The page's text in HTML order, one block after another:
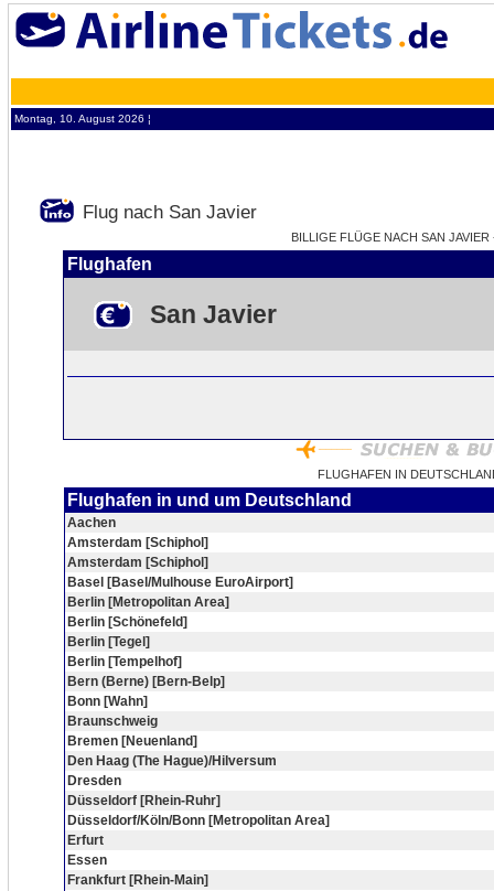
Montag, 10. August 2026 ¦
Flug nach San Javier
BILLIGE FLÜGE NACH SAN
Flughafen
San Javier
FLUGHAFEN IN
Flughafen in und um Deutschland
Aachen
Amsterdam [Schiphol]
Amsterdam [Schiphol]
Basel [Basel/Mulhouse EuroAirport]
Berlin [Metropolitan Area]
Berlin [Schönefeld]
Berlin [Tegel]
Berlin [Tempelhof]
Bern (Berne) [Bern-Belp]
Bonn [Wahn]
Braunschweig
Bremen [Neuenland]
Den Haag (The Hague)/Hilversum
Dresden
Düsseldorf [Rhein-Ruhr]
Düsseldorf/Köln/Bonn [Metropolitan Area]
Erfurt
Essen
Frankfurt [Rhein-Main]